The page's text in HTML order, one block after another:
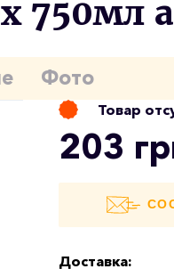
750мл
Фото
Товар
203
Доставка: